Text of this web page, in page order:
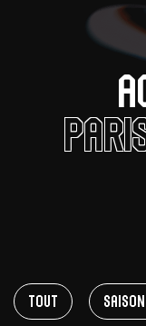
Tout